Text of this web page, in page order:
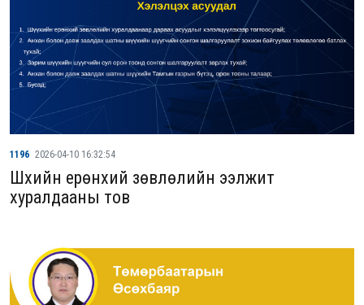
1196 2026-04-10 16:32:54
Шүүхийн ерөнхий зөвлөлийн ээлжит
хуралдааны тов